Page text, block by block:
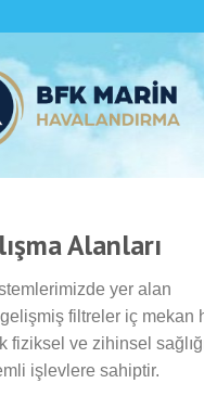
Alanları
yer alan
filtreler iç mekan
fiziksel ve zihinsel
işlevlere sahiptir.